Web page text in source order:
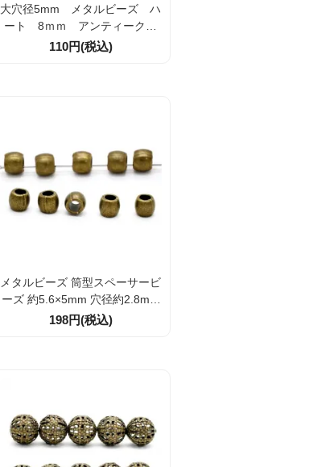
大穴径5mm メタルビーズ ハ
ート 8ｍｍ アンティークゴ
ールド 4個入／20個入 （72
110円(税込)
メタルビーズ 筒型スペーサービ
ーズ 約5.6×5mm 穴径約2.8mm
アンティークゴールド調 10個
198円(税込)